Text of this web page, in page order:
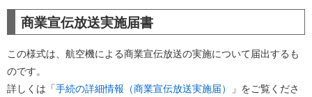
商業宣伝放送実施届書
この様式は、航空機による商業宣伝放送の実施について届出するも
のです。
詳しくは「手続の詳細情報（商業宣伝放送実施届）
」をご覧くださ